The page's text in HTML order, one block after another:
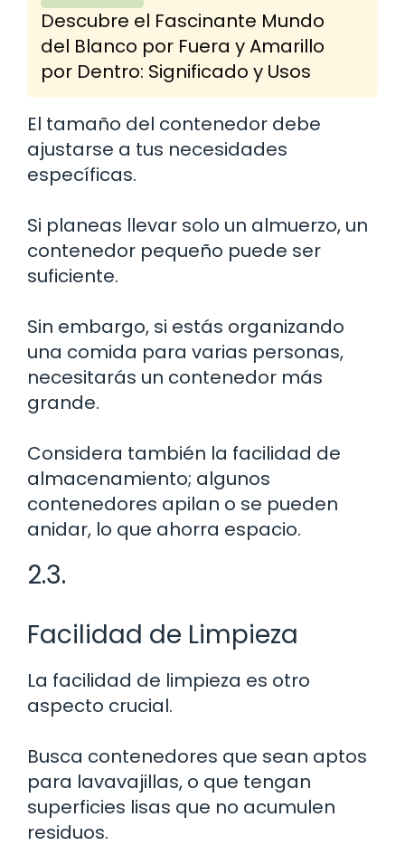
Descubre el Fascinante Mundo
del Blanco por Fuera y Amarillo
por Dentro: Significado y Usos
El tamaño del contenedor debe
ajustarse a tus necesidades
específicas.
Si planeas llevar solo un almuerzo, un
contenedor pequeño puede ser
suficiente.
Sin embargo, si estás organizando
una comida para varias personas,
necesitarás un contenedor más
grande.
Considera también la facilidad de
almacenamiento; algunos
contenedores apilan o se pueden
anidar, lo que ahorra espacio.
2.3.
Facilidad de Limpieza
La facilidad de limpieza es otro
aspecto crucial.
Busca contenedores que sean aptos
para lavavajillas, o que tengan
superficies lisas que no acumulen
residuos.